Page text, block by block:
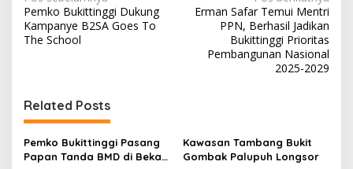
a
v
a
s
i
Pemko Bukittinggi Dukung
Kampanye B2SA Goes To
The School
Erman Safar Temui Mentri
PPN, Berhasil Jadikan
Bukittinggi Prioritas
Pembangunan Nasional
2025-2029
Related Posts
Pemko Bukittinggi Pasang
Papan Tanda BMD di Bekas
Kawasan Tambang Bukit
Gombak Palupuh Longsor